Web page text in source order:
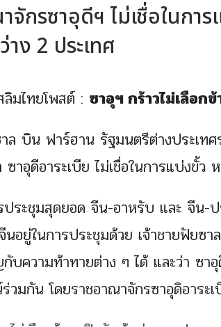
จักรซาอุดีฯ ไม่เชื่อในกา
าง 2 ประเทศ
มไทยโพสต์ : ซาอุฯ กร้าวไม่เลือก
ล บิน ฟาร์ฮาน รัฐมนตรีต่างประเท
าอุดีอาระเบีย ไม่เชื่อในการแบ่งขั้ว
ประชุมสุดยอด จีน-อาหรับ และ จีน-
อยู่ในการประชุมด้วย เจ้าชายฟัยซ
บความท้าทายต่าง ๆ ได้ และว่า ซาอุ
วมกัน โดยราชอาณาจักรซาอุดิอาระ